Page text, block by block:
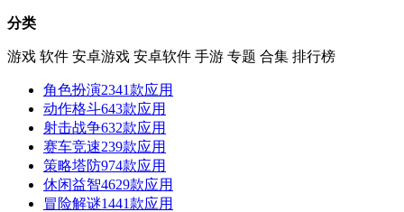
分类
游戏 软件 安卓游戏 安卓软件 手游 专题 合集 排行榜
角色扮演2341款应用
动作格斗643款应用
射击战争632款应用
赛车竞速239款应用
策略塔防974款应用
休闲益智4629款应用
冒险解谜1441款应用